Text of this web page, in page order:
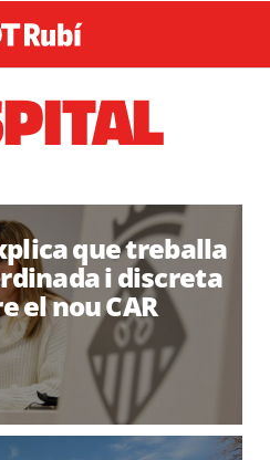
que treballa
i discreta
el nou CAR